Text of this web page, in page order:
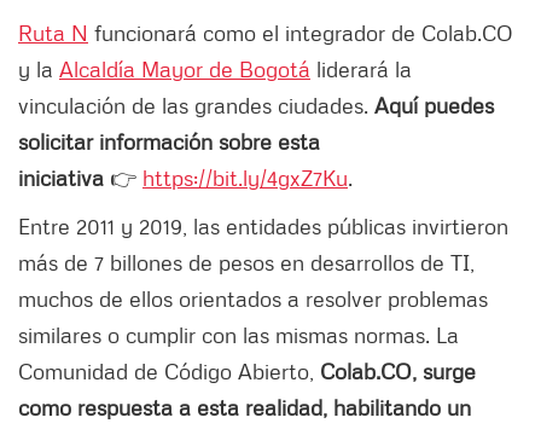
Ruta N funcionará como el integrador de Colab.CO
y la Alcaldía Mayor de Bogotá liderará la
vinculación de las grandes ciudades. Aquí puedes
solicitar información sobre esta
iniciativa 👉 https://bit.ly/4gxZ7Ku.
Entre 2011 y 2019, las entidades públicas invirtieron
más de 7 billones de pesos en desarrollos de TI,
muchos de ellos orientados a resolver problemas
similares o cumplir con las mismas normas. La
Comunidad de Código Abierto, Colab.CO, surge
como respuesta a esta realidad, habilitando un